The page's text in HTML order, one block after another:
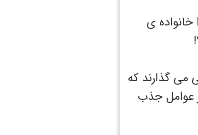
خانواده ی
می گذارند که
عوامل جذب